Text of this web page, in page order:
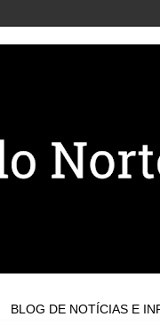
DE NOTÍCIAS E